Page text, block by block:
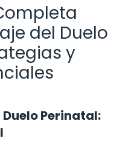
del Duelo
y
Perinatal: